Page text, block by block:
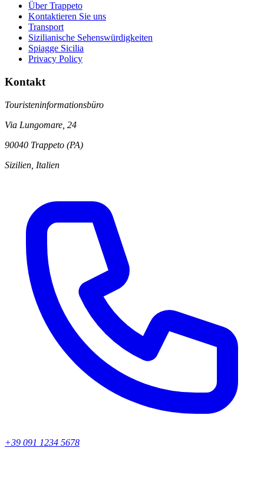
Über Trappeto
Kontaktieren Sie uns
Transport
Sizilianische Sehenswürdigkeiten
Spiagge Sicilia
Privacy Policy
Kontakt
Touristeninformationsbüro
Via Lungomare, 24
90040 Trappeto (PA)
Sizilien, Italien
+39 091 1234 5678